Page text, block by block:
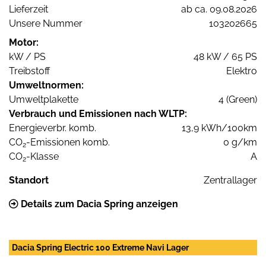
Lieferzeit
ab ca. 09.08.2026
Unsere Nummer
103202665
Motor:
kW / PS
48 kW / 65 PS
Treibstoff
Elektro
Umweltnormen:
Umweltplakette
4 (Green)
Verbrauch und Emissionen nach WLTP:
Energieverbr. komb.
13,9 kWh/100km
CO2-Emissionen komb.
0 g/km
CO2-Klasse A
Standort Zentrallager
Details zum Dacia Spring anzeigen
Dacia Spring Electric 100 Extreme Navi Lager